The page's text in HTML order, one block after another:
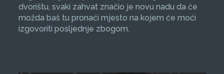
dvorištu, svaki zahvat značio je novu nadu da će
možda baš tu pronaći mjesto na kojem će moći
izgovoriti posljednje zbogom.